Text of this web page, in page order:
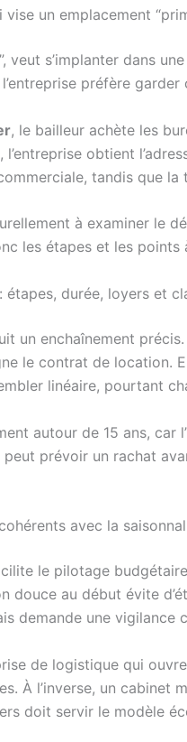
un emplacement
veut s’implanter dans
préfère
, le bailleur achète les
obtient
tandis que la
à examiner le
les étapes et les points
durée, loyers et
un enchaînement
le contrat de location.
linéaire, pourtant
autour de 15 ans,
prévoir un rachat
avec la
le pilotage
douce au début évite
demande une vigilance
de logistique qui
À l’inverse, un
doit servir le modèle